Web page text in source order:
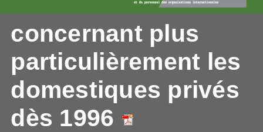
concernant plus
particulièrement les
domestiques privés
dès 1996